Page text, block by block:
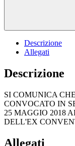
Descrizione
Allegati
Descrizione
SI COMUNICA
CONVOCATO IN
25 MAGGIO 2018
DELL'EX
Allegati